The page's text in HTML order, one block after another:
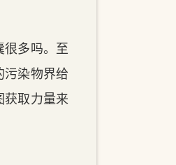
很多吗。至
染物界给
取力量来